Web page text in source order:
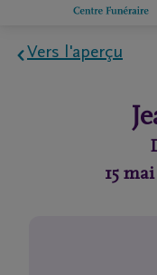
Vers l'aperçu
15 mai